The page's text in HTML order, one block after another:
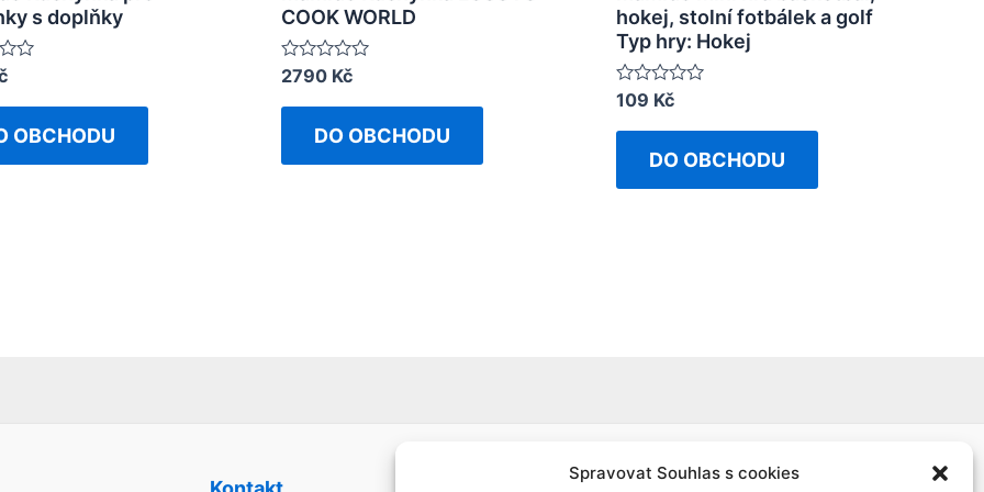
Spravovat Souhlas s cookies
s doplňky
OBCHODU
COOK WORLD
Rated
out
2790 Kč
DO OBCHODU
hokej, stolní fotbálek a golf
Typ hry: Hokej
Rated
out
109 Kč
DO OBCHODU